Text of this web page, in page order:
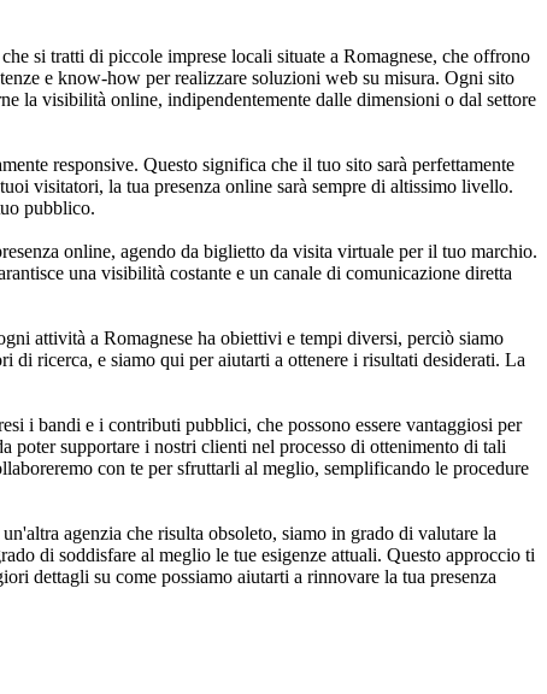
si tratti di piccole imprese locali situate a Romagnese, che offrono
e know-how per realizzare soluzioni web su misura. Ogni sito
la visibilità online, indipendentemente dalle dimensioni o dal settore
responsive. Questo significa che il tuo sito sarà perfettamente
visitatori, la tua presenza online sarà sempre di altissimo livello.
pubblico.
online, agendo da biglietto da visita virtuale per il tuo marchio.
una visibilità costante e un canale di comunicazione diretta
attività a Romagnese ha obiettivi e tempi diversi, perciò siamo
di ricerca, e siamo qui per aiutarti a ottenere i risultati desiderati. La
i bandi e i contributi pubblici, che possono essere vantaggiosi per
supportare i nostri clienti nel processo di ottenimento di tali
con te per sfruttarli al meglio, semplificando le procedure
agenzia che risulta obsoleto, siamo in grado di valutare la
di soddisfare al meglio le tue esigenze attuali. Questo approccio ti
dettagli su come possiamo aiutarti a rinnovare la tua presenza